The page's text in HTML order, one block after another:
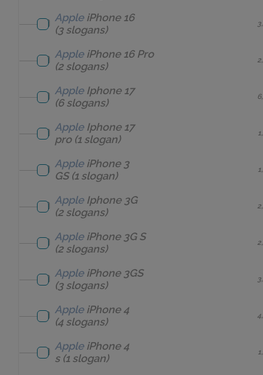
Apple iPhone 16
(3 slogans)
Apple iPhone 16 Pro
(2 slogans)
Apple Iphone 17
(6 slogans)
Apple Iphone 17
pro(1 slogan)
Apple iPhone 3
GS(1 slogan)
Apple Iphone 3G
(2 slogans)
Apple iPhone 3G S
(2 slogans)
Apple iPhone 3GS
(3 slogans)
Apple iPhone 4
(4 slogans)
Apple iPhone 4
s(1 slogan)